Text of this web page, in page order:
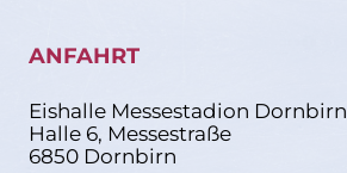
ANFAHRT
Eishalle Messestadion Dornbirn
Halle 6, Messestraße
6850 Dornbirn